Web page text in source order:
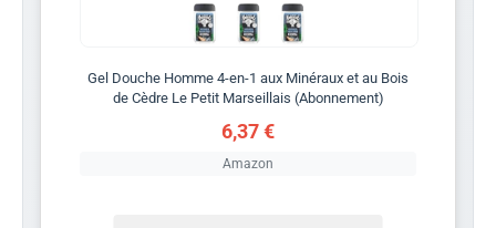
Gel Douche Homme 4-en-1 aux Minéraux et au Bois
de Cèdre Le Petit Marseillais (Abonnement)
6,37 €
Amazon